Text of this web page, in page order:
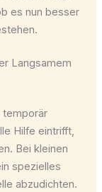
es nun besser
Langsamem
temporär
Hilfe eintrifft,
Bei kleinen
spezielles
abzudichten.